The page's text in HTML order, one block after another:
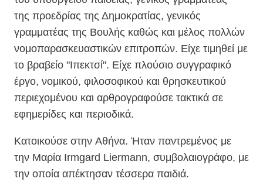
της προεδρίας της Δημοκρατίας, γενικός
γραμματέας της Βουλής καθώς και μέλος πολλών
νομοπαρασκευαστικών επιτροπών. Είχε τιμηθεί με
το βραβείο "Ιπεκτσί". Είχε πλούσιο συγγραφικό
έργο, νομικού, φιλοσοφικού και θρησκευτικού
περιεχομένου και αρθρογραφούσε τακτικά σε
εφημερίδες και περιοδικά.
Κατοικούσε στην Αθήνα. Ήταν παντρεμένος με
την Μαρία Irmgard Liermann, συμβολαιογράφο, με
την οποία απέκτησαν τέσσερα παιδιά.